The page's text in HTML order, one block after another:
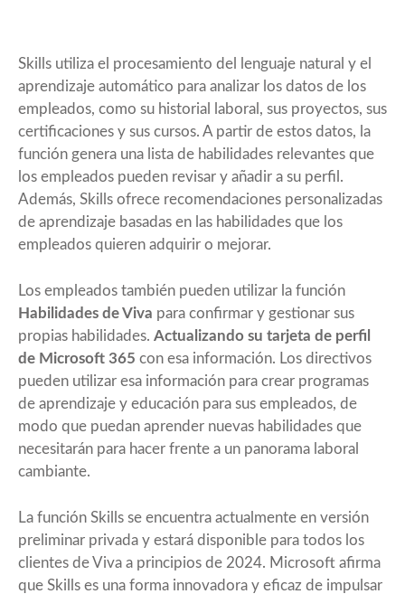
Skills utiliza el procesamiento del lenguaje natural y el
aprendizaje automático para analizar los datos de los
empleados, como su historial laboral, sus proyectos, sus
certificaciones y sus cursos. A partir de estos datos, la
función genera una lista de habilidades relevantes que
los empleados pueden revisar y añadir a su perfil.
Además, Skills ofrece recomendaciones personalizadas
de aprendizaje basadas en las habilidades que los
empleados quieren adquirir o mejorar.
Los empleados también pueden utilizar la función
Habilidades de Viva para confirmar y gestionar sus
propias habilidades. Actualizando su tarjeta de perfil
de Microsoft 365 con esa información. Los directivos
pueden utilizar esa información para crear programas
de aprendizaje y educación para sus empleados, de
modo que puedan aprender nuevas habilidades que
necesitarán para hacer frente a un panorama laboral
cambiante.
La función Skills se encuentra actualmente en versión
preliminar privada y estará disponible para todos los
clientes de Viva a principios de 2024. Microsoft afirma
que Skills es una forma innovadora y eficaz de impulsar